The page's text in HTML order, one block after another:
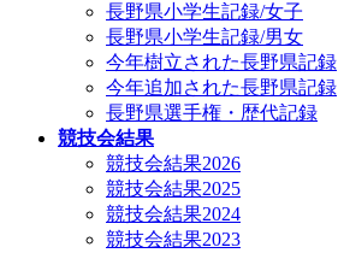
長野県小学生記録/女子
長野県小学生記録/男女
今年樹立された長野県記録
今年追加された長野県記録
長野県選手権・歴代記録
競技会結果
競技会結果2026
競技会結果2025
競技会結果2024
競技会結果2023